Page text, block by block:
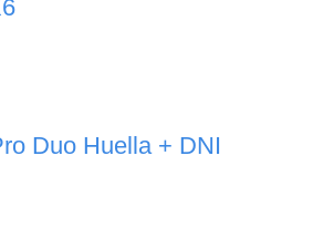
Duo Huella + DNI